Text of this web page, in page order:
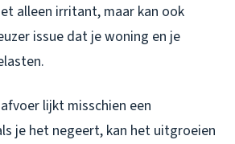
alleen irritant, maar kan ook
issue dat je woning en je
lijkt misschien een
je het negeert, kan het uitgroeien